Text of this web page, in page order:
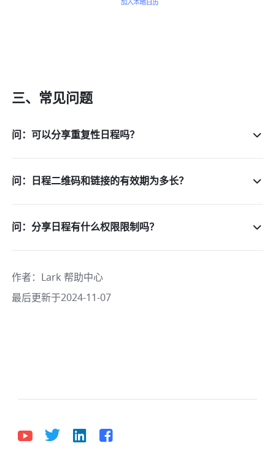
三、常见问题
问：可以分享重复性日程吗？
问：日程二维码和链接的有效期为多长？
问：分享日程有什么权限限制吗？
作者： Lark 帮助中心
最后更新于2024-11-07